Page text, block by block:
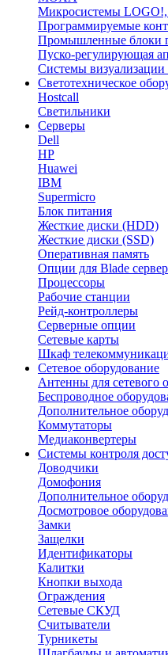
Микросистемы LOGO!,
Программируемые
Промышленные блоки
Пуско-регулирующая
Системы
Светотехническое
Hostcall
Светильники
Серверы
Dell
HP
Huawei
IBM
Supermicro
Блок питания
Жесткие диски (HDD)
Жесткие диски (SSD)
Оперативная память
Опции для Blade
Процессоры
Рабочие станции
Рейд-контроллеры
Серверные опции
Сетевые карты
Шкаф
Сетевое оборудование
Антенны для сетевого
Беспроводное
Дополнительное
Коммутаторы
Медиаконвертеры
Системы контроля
Доводчики
Домофония
Дополнительное
Досмотровое
Замки
Защелки
Идентификаторы
Калитки
Кнопки выхода
Ограждения
Сетевые СКУД
Считыватели
Турникеты